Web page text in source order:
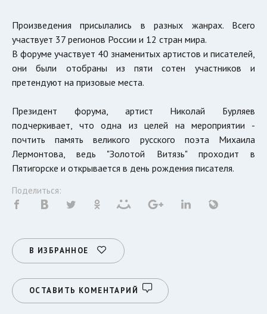
Произведения присылались в разных жанрах. Всего
участвует 37 регионов России и 12 стран мира.
В форуме участвует 40 знаменитых артистов и писателей,
они были отобраны из пяти сотен участников и
претендуют на призовые места.
Президент форума, артист Николай Бурляев
подчеркивает, что одна из целей на мероприятии -
почтить память великого русского поэта Михаила
Лермонтова, ведь "Золотой Витязь" проходит в
Пятигорске и открывается в день рождения писателя.
Поделиться:
В ИЗБРАННОЕ
ОСТАВИТЬ КОМЕНТАРИЙ